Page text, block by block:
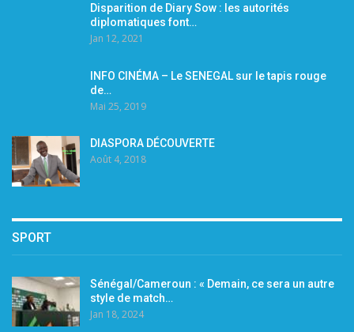
Disparition de Diary Sow : les autorités
diplomatiques font…
Jan 12, 2021
INFO CINÉMA – Le SENEGAL sur le tapis rouge
de…
Mai 25, 2019
DIASPORA DÉCOUVERTE
Août 4, 2018
SPORT
Sénégal/Cameroun : « Demain, ce sera un autre
style de match…
Jan 18, 2024